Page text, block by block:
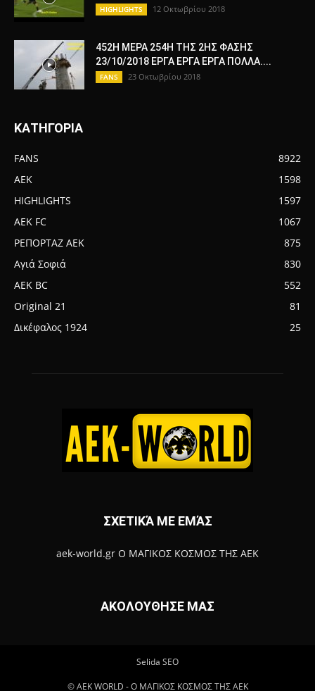
HIGHLIGHTS 12 Οκτωβρίου 2018
452Η ΜΕΡΑ 254Η ΤΗΣ 2ΗΣ ΦΑΣΗΣ
23/10/2018 ΕΡΓΑ ΕΡΓΑ ΕΡΓΑ ΠΟΛΛΑ....
FANS 23 Οκτωβρίου 2018
ΚΑΤΗΓΟΡΙΑ
FANS
8922
AEK
1598
HIGHLIGHTS
1597
AEK FC
1067
ΡΕΠΟΡΤΑΖ ΑΕΚ
875
Αγιά Σοφιά
830
AEK BC
552
Original 21
81
Δικέφαλος 1924
25
ΣΧΕΤΙΚΆ ΜΕ ΕΜΆΣ
aek-world.gr Ο ΜΑΓΙΚΟΣ ΚΟΣΜΟΣ ΤΗΣ ΑΕΚ
ΑΚΟΛΟΥΘΗΣΕ ΜΑΣ
Selida SEO
© ΑΕΚ WORLD - Ο ΜΑΓΙΚΟΣ ΚΟΣΜΟΣ ΤΗΣ ΑΕΚ